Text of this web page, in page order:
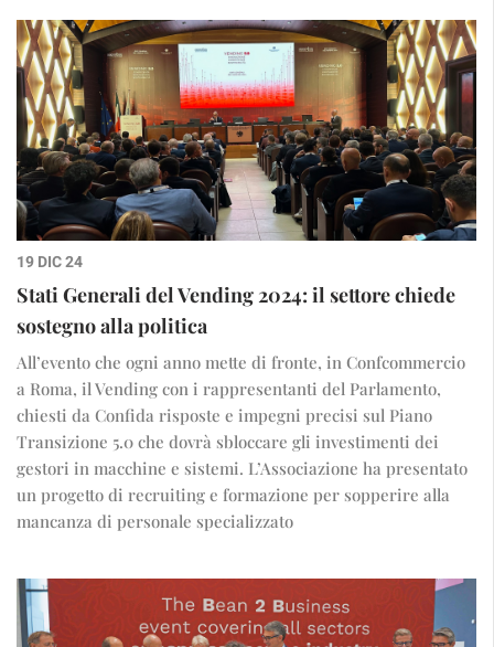
19 DIC 24
Stati Generali del Vending 2024: il settore chiede
sostegno alla politica
All’evento che ogni anno mette di fronte, in Confcommercio
a Roma, il Vending con i rappresentanti del Parlamento,
chiesti da Confida risposte e impegni precisi sul Piano
Transizione 5.0 che dovrà sbloccare gli investimenti dei
gestori in macchine e sistemi. L’Associazione ha presentato
un progetto di recruiting e formazione per sopperire alla
mancanza di personale specializzato